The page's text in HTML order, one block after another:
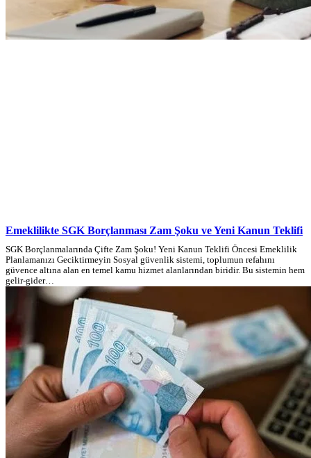
Emeklilikte SGK Borçlanması Zam Şoku ve Yeni Kanun Teklifi
SGK Borçlanmalarında Çifte Zam Şoku! Yeni Kanun Teklifi Öncesi Emeklilik
Planlamanızı Geciktirmeyin Sosyal güvenlik sistemi, toplumun refahını
güvence altına alan en temel kamu hizmet alanlarından biridir. Bu sistemin hem
gelir-gider…